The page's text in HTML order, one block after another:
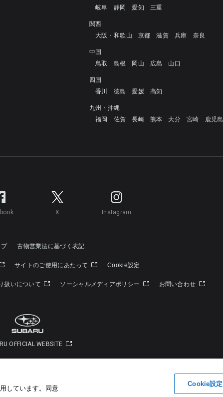
岐阜
静岡 愛知 三重
関西
大阪・和歌山
京都 滋賀 兵庫 奈良
中国
鳥取
島根 岡山 広島 山口
四国
香川
徳島 愛媛 高知
九州・沖縄
福岡
佐賀 長崎 熊本 大分 宮崎 鹿児島
X Instagram
古物営業法に基づく表記
サイトのご使用にあたって Cookie設定
扱いについて ソーシャルメディアポリシー お問い合わせ
OFFICIAL WEBSITE
しています。​ 同意
Cookie設定